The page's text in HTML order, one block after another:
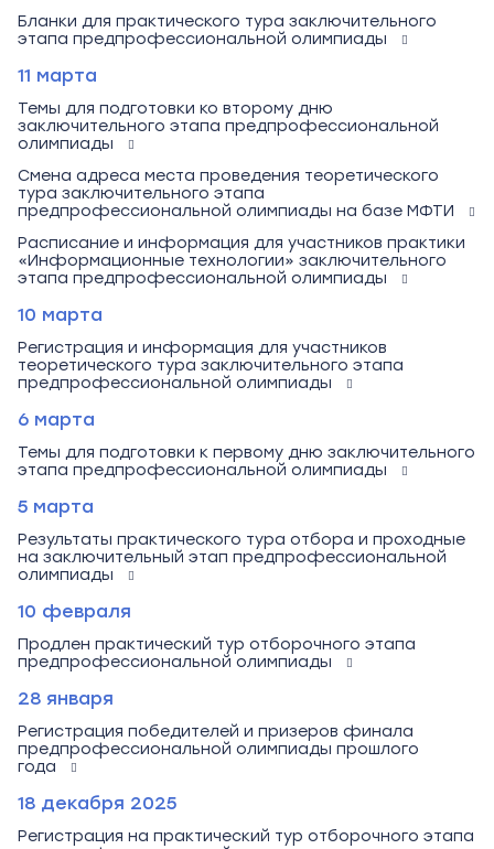
Бланки для практического тура заключительного
этапа предпрофессиональной олимпиады
11 марта
Темы для подготовки ко второму дню
заключительного этапа предпрофессиональной
олимпиады
Смена адреса места проведения теоретического
тура заключительного этапа
предпрофессиональной олимпиады на базе МФТИ
Расписание и информация для участников практики
«Информационные технологии» заключительного
этапа предпрофессиональной олимпиады
10 марта
Регистрация и информация для участников
теоретического тура заключительного этапа
предпрофессиональной олимпиады
6 марта
Темы для подготовки к первому дню заключительного
этапа предпрофессиональной олимпиады
5 марта
Результаты практического тура отбора и проходные
на заключительный этап предпрофессиональной
олимпиады
10 февраля
Продлен практический тур отборочного этапа
предпрофессиональной олимпиады
28 января
Регистрация победителей и призеров финала
предпрофессиональной олимпиады прошлого
года
18 декабря 2025
Регистрация на практический тур отборочного этапа